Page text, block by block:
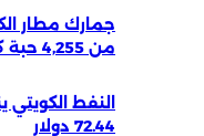
من 4,255 حبة كبتاجون مخدرة
72.44 دولار